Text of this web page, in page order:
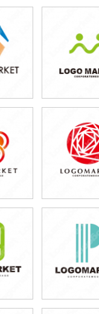
)
39,800
(税込
)
39,800
(税込